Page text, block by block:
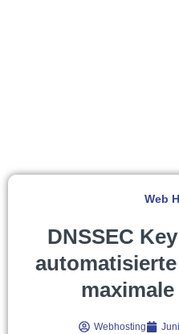
Web
DNSSEC
Webhosting